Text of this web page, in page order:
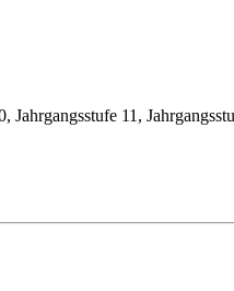
Jahrgangsstufe 11,